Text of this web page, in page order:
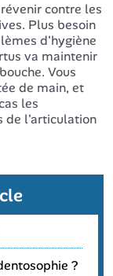
contre les
Plus besoin
d'hygiène
va maintenir
Vous
de main, et
les
de l'articulation
?